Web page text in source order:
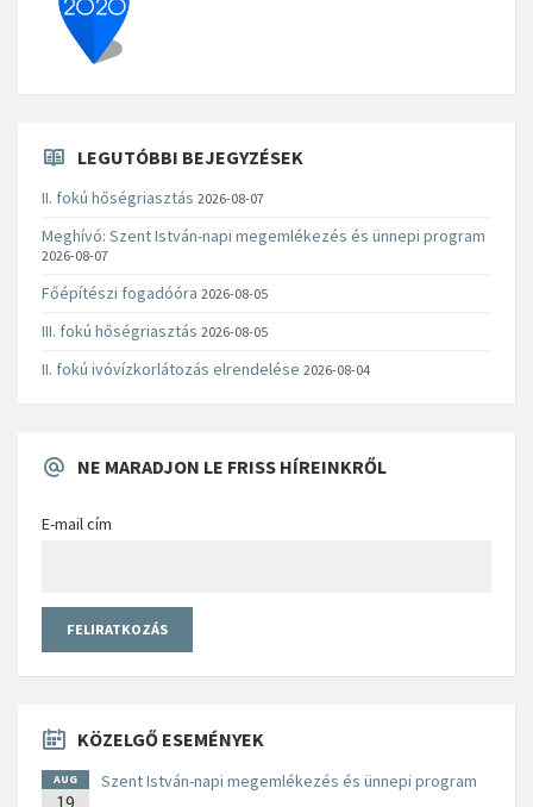
LEGUTÓBBI BEJEGYZÉSEK
II. fokú hőségriasztás 2026-08-07
Meghívó: Szent István-napi megemlékezés és ünnepi program
2026-08-07
Főépítészi fogadóóra 2026-08-05
III. fokú hőségriasztás 2026-08-05
II. fokú ivóvízkorlátozás elrendelése 2026-08-04
NE MARADJON LE FRISS HÍREINKRŐL
E-mail cím
KÖZELGŐ ESEMÉNYEK
AUG
19
Szent István-napi megemlékezés és ünnepi program